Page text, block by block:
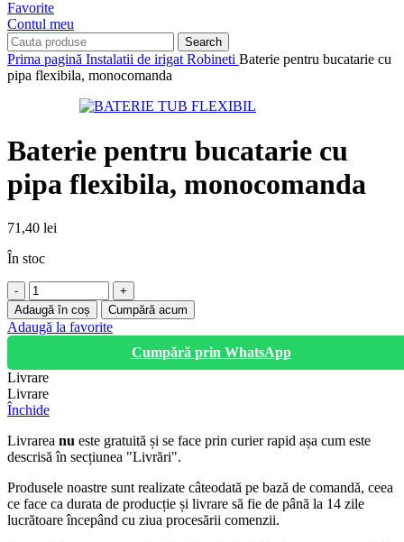
Favorite
Contul meu
Search
Prima pagină Instalatii de irigat Robineti Baterie pentru bucatarie cu
pipa flexibila, monocomanda
Baterie pentru bucatarie cu
pipa flexibila, monocomanda
71,40 lei
În stoc
Cantitate
Baterie
pentru
bucatarie
pipa
flexibila,
monocomanda
Adaugă în coș Cumpără acum
Adaugă la favorite
Cumpără prin WhatsApp
Livrare
Livrare
Închide
Livrarea nu este gratuită și se face prin curier rapid așa cum este
descrisă în secțiunea "Livrări".
Produsele noastre sunt realizate câteodată pe bază de comandă, ceea
ce face ca durata de producție și livrare să fie de până la 14 zile
lucrătoare începând cu ziua procesării comenzii.